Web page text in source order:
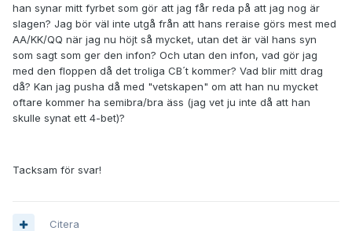
han synar mitt fyrbet som gör att jag får reda på att jag nog är
slagen? Jag bör väl inte utgå från att hans reraise görs mest med
AA/KK/QQ när jag nu höjt så mycket, utan det är väl hans syn
som sagt som ger den infon? Och utan den infon, vad gör jag
med den floppen då det troliga CB´t kommer? Vad blir mitt drag
då? Kan jag pusha då med "vetskapen" om att han nu mycket
oftare kommer ha semibra/bra äss (jag vet ju inte då att han
skulle synat ett 4-bet)?
Tacksam för svar!
Citera